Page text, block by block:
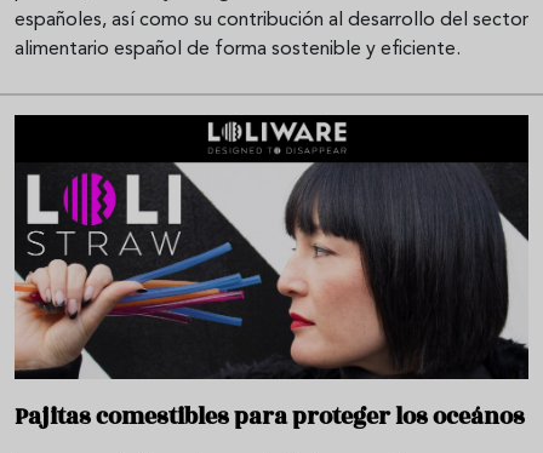
españoles, así como su contribución al desarrollo del sector
alimentario español de forma sostenible y eficiente.
Pajitas comestibles para proteger los oceános